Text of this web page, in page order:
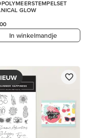
GLOW
In winkelmandje